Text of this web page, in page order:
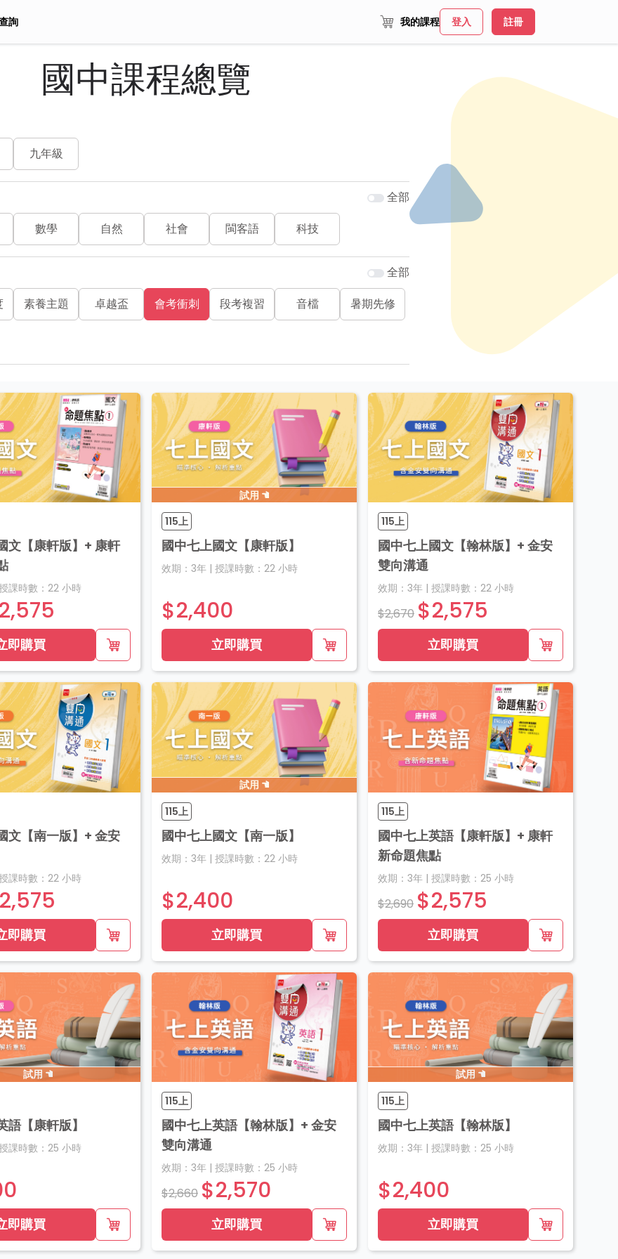
詢 我的課程 登入 註冊
國中課程總覽
九年級
全部
數學 自然 社會 閩客語 科技
全部
素養主題 卓越盃 會考衝刺 段考複習 音檔
暑期先修
文【康軒版】+ 康軒
課時數： 22 小時
即購買
試用
115上
國中七上國文【康軒版】
效期： 3年 | 授課時數： 22 小時
$2,400
立即購買
115上
國中七上國文【翰林版】+ 金安
雙向溝通
效期： 3年 | 授課時數： 22 小時
$2,670 $2,575
立即購買
文【南一版】+ 金安
課時數： 22 小時
即購買
試用
115上
國中七上國文【南一版】
效期： 3年 | 授課時數： 22 小時
$2,400
立即購買
115上
國中七上英語【康軒版】+ 康軒
新命題焦點
效期： 3年 | 授課時數： 25 小時
$2,690 $2,575
立即購買
試用
語【康軒版】
課時數： 25 小時
即購買
115上
國中七上英語【翰林版】+ 金安
雙向溝通
效期： 3年 | 授課時數： 25 小時
$2,660 $2,570
立即購買
試用
115上
國中七上英語【翰林版】
效期： 3年 | 授課時數： 25 小時
$2,400
立即購買